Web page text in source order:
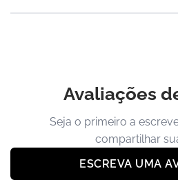
Avaliações
Seja o primeiro a
compartilhar
ESCREVA UMA